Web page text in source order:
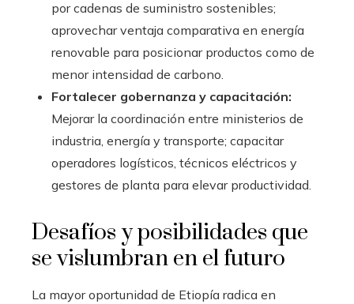
por cadenas de suministro sostenibles;
aprovechar ventaja comparativa en energía
renovable para posicionar productos como de
menor intensidad de carbono.
Fortalecer gobernanza y capacitación:
Mejorar la coordinación entre ministerios de
industria, energía y transporte; capacitar
operadores logísticos, técnicos eléctricos y
gestores de planta para elevar productividad.
Desafíos y posibilidades que
se vislumbran en el futuro
La mayor oportunidad de Etiopía radica en